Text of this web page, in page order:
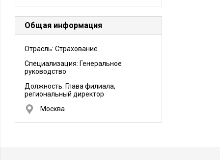
Общая информация
Отрасль: Страхование
Специализация: Генеральное
руководство
Должность: Глава филиала,
региональный директор
Москва